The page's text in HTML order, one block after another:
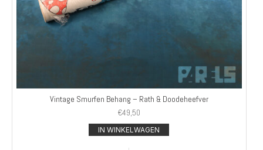
Vintage Smurfen Behang – Rath & Doodeheefver
€49,50
IN WINKELWAGEN